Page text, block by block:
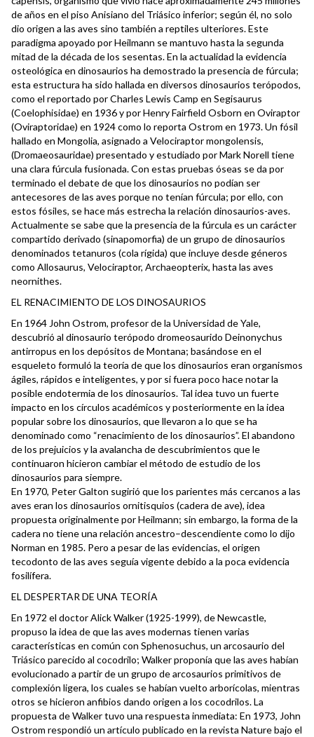
de años en el piso Anisiano del Triásico inferior; según él, no solo
dio origen a las aves sino también a reptiles ulteriores. Este
paradigma apoyado por Heilmann se mantuvo hasta la segunda
mitad de la década de los sesentas. En la actualidad la evidencia
osteológica en dinosaurios ha demostrado la presencia de fúrcula;
esta estructura ha sido hallada en diversos dinosaurios terópodos,
como el reportado por Charles Lewis Camp en Segisaurus
(Coelophisidae) en 1936 y por Henry Fairfield Osborn en Oviraptor
(Oviraptoridae) en 1924 como lo reporta Ostrom en 1973. Un fósil
hallado en Mongolia, asignado a Velociraptor mongolensis,
(Dromaeosauridae) presentado y estudiado por Mark Norell tiene
una clara fúrcula fusionada. Con estas pruebas óseas se da por
terminado el debate de que los dinosaurios no podían ser
antecesores de las aves porque no tenían fúrcula; por ello, con
estos fósiles, se hace más estrecha la relación dinosaurios-aves.
Actualmente se sabe que la presencia de la fúrcula es un carácter
compartido derivado (sinapomorfia) de un grupo de dinosaurios
denominados tetanuros (cola rígida) que incluye desde géneros
como Allosaurus, Velociraptor, Archaeopterix, hasta las aves
neornithes.
EL RENACIMIENTO DE LOS DINOSAURIOS
En 1964 John Ostrom, profesor de la Universidad de Yale,
descubrió al dinosaurio terópodo dromeosaurido Deinonychus
antirropus en los depósitos de Montana; basándose en el
esqueleto formuló la teoría de que los dinosaurios eran organismos
ágiles, rápidos e inteligentes, y por si fuera poco hace notar la
posible endotermia de los dinosaurios. Tal idea tuvo un fuerte
impacto en los círculos académicos y posteriormente en la idea
popular sobre los dinosaurios, que llevaron a lo que se ha
denominado como “renacimiento de los dinosaurios”. El abandono
de los prejuicios y la avalancha de descubrimientos que le
continuaron hicieron cambiar el método de estudio de los
dinosaurios para siempre.
En 1970, Peter Galton sugirió que los parientes más cercanos a las
aves eran los dinosaurios ornitisquios (cadera de ave), idea
propuesta originalmente por Heilmann; sin embargo, la forma de la
cadera no tiene una relación ancestro–descendiente como lo dijo
Norman en 1985. Pero a pesar de las evidencias, el origen
tecodonto de las aves seguía vigente debido a la poca evidencia
fosilífera.
EL DESPERTAR DE UNA TEORÍA
En 1972 el doctor Alick Walker (1925-1999), de Newcastle,
propuso la idea de que las aves modernas tienen varias
características en común con Sphenosuchus, un arcosaurio del
Triásico parecido al cocodrilo; Walker proponía que las aves habían
evolucionado a partir de un grupo de arcosaurios primitivos de
complexión ligera, los cuales se habían vuelto arborícolas, mientras
otros se hicieron anfibios dando origen a los cocodrilos. La
propuesta de Walker tuvo una respuesta inmediata: En 1973, John
Ostrom respondió un artículo publicado en la revista Nature bajo el